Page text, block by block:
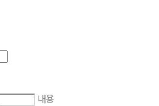
내용